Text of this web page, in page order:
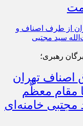
رهبری؛
اصناف تهران
مقام معظّم
خامنه‌ای